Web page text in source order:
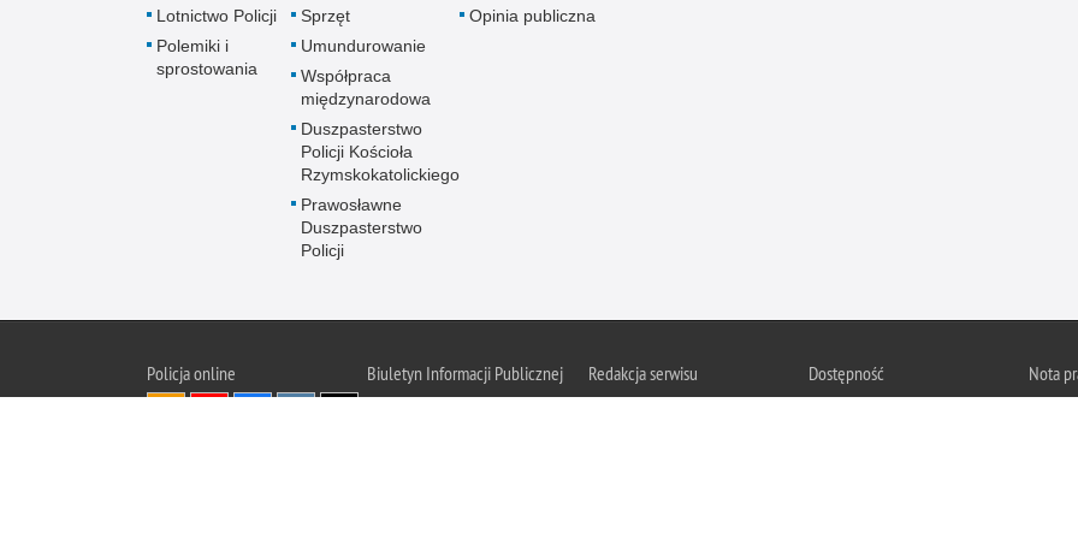
Lotnictwo Policji
Polemiki i
sprostowania
Sprzęt
Umundurowanie
Współpraca
międzynarodowa
Duszpasterstwo
Policji Kościoła
Rzymskokatolickiego
Prawosławne
Duszpasterstwo
Policji
Opinia publiczna
Policjaonline
Biuletyn Informacji Publicznej
Redakcja serwisu
Dostępność
Nota